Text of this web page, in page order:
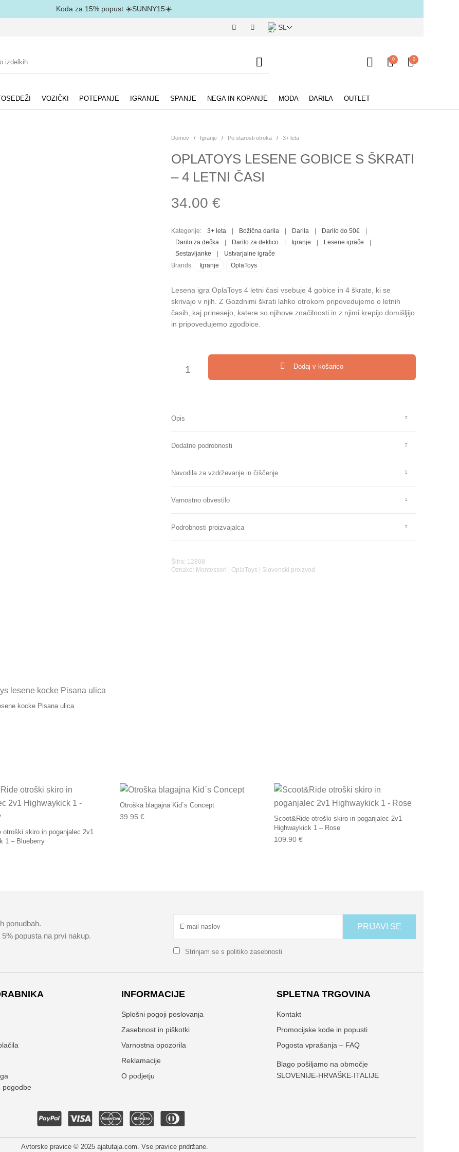
Koda za 15% popust ☀️SUNNY15☀️
SL
0 0
VOZIČKI POTEPANJE IGRANJE SPANJE NEGA IN KOPANJE MODA DARILA OUTLET
Domov / Igranje / Po starosti otroka / 3+ leta
OPLATOYS LESENE GOBICE S ŠKRATI
– 4 LETNI ČASI
34.00 €
Kategorije: 3+ leta Božična darila Darila Darilo do 50€
Darilo za dečka
Darilo za deklico Igranje Lesene igrače
Sestavljanke
Ustvarjalne igrače
Brands:
Igranje OplaToys
Lesena igra OplaToys 4 letni časi vsebuje 4 gobice in 4 škrate, ki se
skrivajo v njih. Z Gozdnimi škrati lahko otrokom pripovedujemo o letnih
časih, kaj prinesejo, katere so njihove značilnosti in z njimi krepijo domišljijo
in pripovedujemo zgodbice.
OplaToys lesene gobice s škrati - 4 letni časi količina
Dodaj v košarico
Opis
Dodatne podrobnosti
Navodila za vzdrževanje in čiščenje
Varnostno obvestilo
Podrobnosti proizvajalca
Šifra: 12808
Oznake: Montessori OplaToys Slovenski proizvod
kocke Pisana ulica
otroški skiro in poganjalec 2v1
1 – Blueberry
Otroška blagajna Kid`s Concept
39.95 €
Scoot&Ride otroški skiro in poganjalec 2v1
Highwaykick 1 – Rose
109.90 €
ponudbah.
popusta na prvi nakup.
PRIJAVI SE
Strinjam se s politiko zasebnosti
pogodbe
INFORMACIJE
Splošni pogoji poslovanja
Zasebnost in piškotki
Varnostna opozorila
Reklamacije
O podjetju
SPLETNA TRGOVINA
Kontakt
Promocijske kode in popusti
Pogosta vprašanja – FAQ
Blago pošiljamo na območje
SLOVENIJE-HRVAŠKE-ITALIJE
Avtorske pravice © 2025 ajatutaja.com. Vse pravice pridržane.